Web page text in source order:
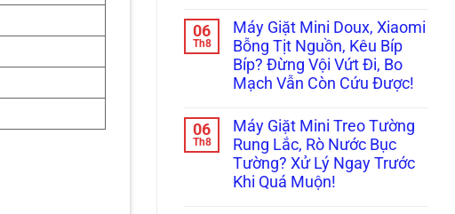
Cách
Reset
Cấp
Cứu!
Lý
Nhanh
Lỗi
Máy
Giặt
LG,
Không
Kết
Nối
Được
Wifi
(Smart
ThinQ/SmartThings)
bình
luận
ở
Ám
Ảnh
Máy
Nội
Địa
Trung
Không
Cấp,
Xả
06
Th8
Máy Giặt Mini Doux, Xiaomi
Bỗng Tịt Nguồn, Kêu Bíp
Bíp? Đừng Vội Vứt Đi, Bo
Mạch Vẫn Còn Cứu Được!
bình
luận
ở
Máy
Giặt
Mini
06
Th8
Máy Giặt Mini Treo Tường
Rung Lắc, Rò Nước Bục
Tường? Xử Lý Ngay Trước
Khi Quá Muộn!